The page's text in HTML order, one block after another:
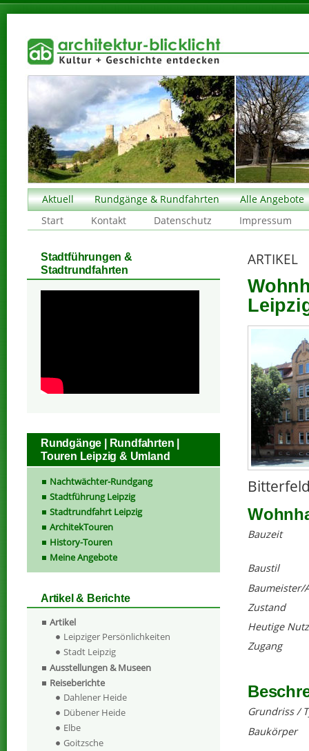
Aktuell Rundgänge & Rundfahrten
Alle Angebote
Start
Kontakt Datenschutz Impressum
ARTIKEL
Bauzeit
Baustil
Baumeister/
Zustand
Heutige
Zugang
Grundriss /
Baukörper
Stadtführungen &
Stadtrundfahrten
Rundgänge | Rundfahrten |
Touren Leipzig & Umland
Nachtwächter-Rundgang
Stadtführung Leipzig
Stadtrundfahrt Leipzig
ArchitekTouren
History-Touren
Meine Angebote
Artikel & Berichte
Artikel
Leipziger Persönlichkeiten
Stadt Leipzig
Ausstellungen & Museen
Reiseberichte
Dahlener Heide
Dübener Heide
Elbe
Goitzsche